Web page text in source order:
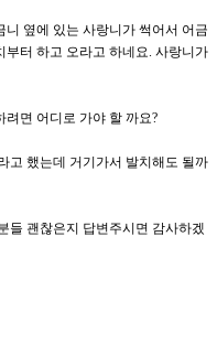
옆에 있는 사랑니가 썩어서 어금
부터 하고 오라고 하네요. 사랑니가
면 어디로 가야 할 까요?
고 했는데 거기가서 발치해도 될까
들 괜찮은지 답변주시면 감사하겠